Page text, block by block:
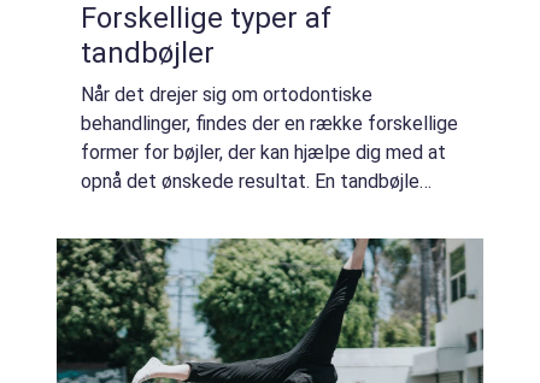
Forskellige typer af
tandbøjler
Når det drejer sig om ortodontiske
behandlinger, findes der en række forskellige
former for bøjler, der kan hjælpe dig med at
opnå det ønskede resultat. En tandbøjle
tænderne over tid, hvilket hjælper dem med
at b...